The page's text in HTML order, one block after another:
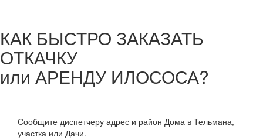
КАК БЫСТРО ЗАКАЗАТЬ
ОТКАЧКУ
или АРЕНДУ ИЛОСОСА?
Сообщите диспетчеру адрес и район Дома в Тельмана,
участка или Дачи.